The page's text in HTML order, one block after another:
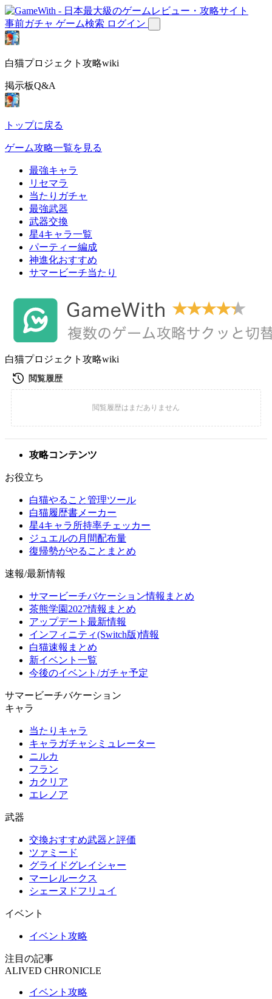
事前ガチャ ゲーム検索 ログイン
白猫プロジェクト攻略wiki
掲示板Q&A
トップに戻る
ゲーム攻略一覧を見る
最強キャラ
リセマラ
当たりガチャ
最強武器
武器交換
星4キャラ一覧
パーティー編成
神進化おすすめ
サマービーチ当たり
白猫プロジェクト攻略wiki
攻略コンテンツ
お役立ち
白猫やること管理ツール
白猫履歴書メーカー
星4キャラ所持率チェッカー
ジュエルの月間配布量
復帰勢がやることまとめ
速報/最新情報
サマービーチバケーション情報まとめ
茶熊学園2027情報まとめ
アップデート最新情報
インフィニティ(Switch版)情報
白猫速報まとめ
新イベント一覧
今後のイベント/ガチャ予定
サマービーチバケーション
キャラ
当たりキャラ
キャラガチャシミュレーター
ニルカ
フラン
カクリア
エレノア
武器
交換おすすめ武器と評価
ツァミード
グライドグレイシャー
マーレルークス
シェーヌドフリュイ
イベント
イベント攻略
注目の記事
ALIVED CHRONICLE
イベント攻略